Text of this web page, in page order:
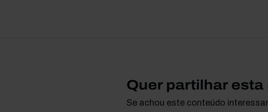
Quer partilhar
Se achou este conteúdo